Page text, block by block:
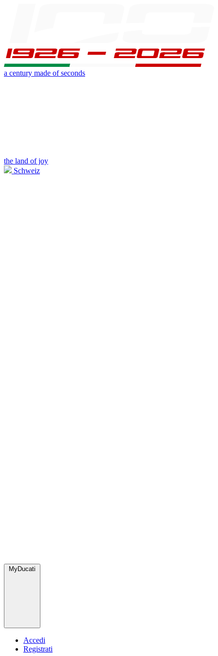
a century made of seconds
the land of joy
Schweiz
MyDucati
Accedi
Registrati